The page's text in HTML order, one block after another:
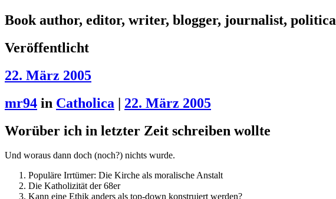
Book author, editor, writer, blogger, journalist,
Veröffentlicht
22. März 2005
mr94 in Catholica | 22. März 2005
Worüber ich in letzter Zeit schreiben wollte
Und woraus dann doch (noch?) nichts wurde.
Populäre Irrtümer: Die Kirche als moralische Anstalt
Die Katholizität der 68er
Kann eine Ethik anders als top-down konstruiert werden?